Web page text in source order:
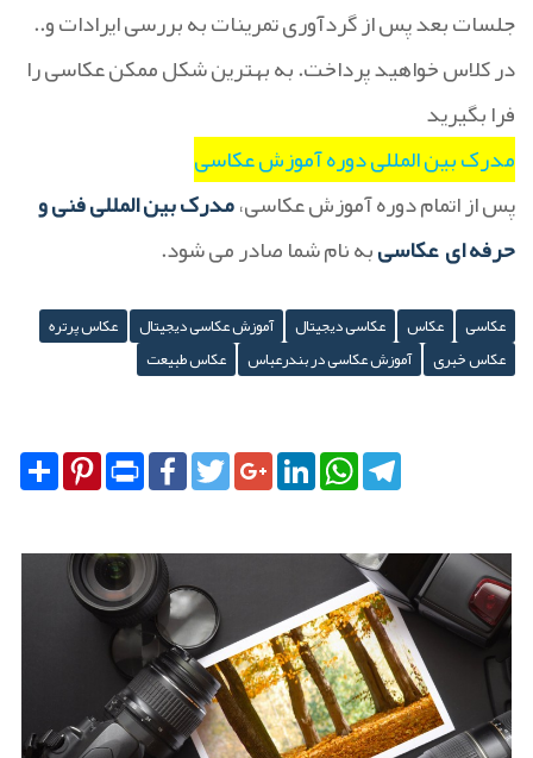
جلسات بعد پس از گردآوری تمرینات به بررسی ایرادات و..
در کلاس خواهید پرداخت. به بهترین شکل ممکن عکاسی را
فرا بگیرید
مدرک بین المللی دوره آموزش عکاسی
پس از اتمام دوره آموزش عکاسی،مدرک بین المللی فنی و
حرفه ایعکاسیبه نام شما صادر می شود.
عکاسی عکاس عکاسی دیجیتال آموزش عکاسی دیجیتال
عکاس پرتره
عکاس خبری
آموزش عکاسی در بندرعباس عکاس طبیعت
Share PinterestPrint FacebookTwitterGoogle+LinkedInWhatsApp